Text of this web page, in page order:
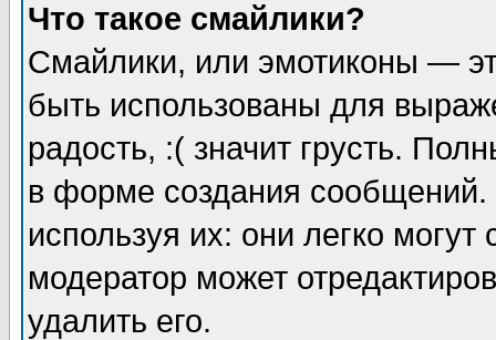
Что такое смайлики?
Смайлики, или эмотиконы —
быть использованы для
радость, :( значит грусть.
в форме создания сообщений.
используя их: они легко
модератор может
удалить его.